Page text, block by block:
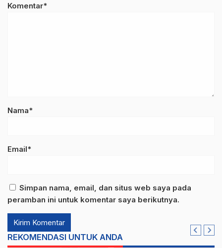
Komentar*
Nama*
Email*
Simpan nama, email, dan situs web saya pada
peramban ini untuk komentar saya berikutnya.
REKOMENDASI UNTUK ANDA